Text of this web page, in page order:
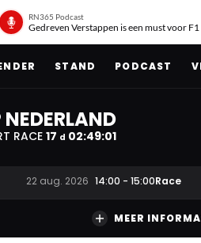
RN365 Podcast
Gedreven Verstappen is een must voor F1
STAND PODCAST
NEDERLAND
RACE17 d 02:49:00
22 aug. 2026 14:00 - 15:00Race
MEER